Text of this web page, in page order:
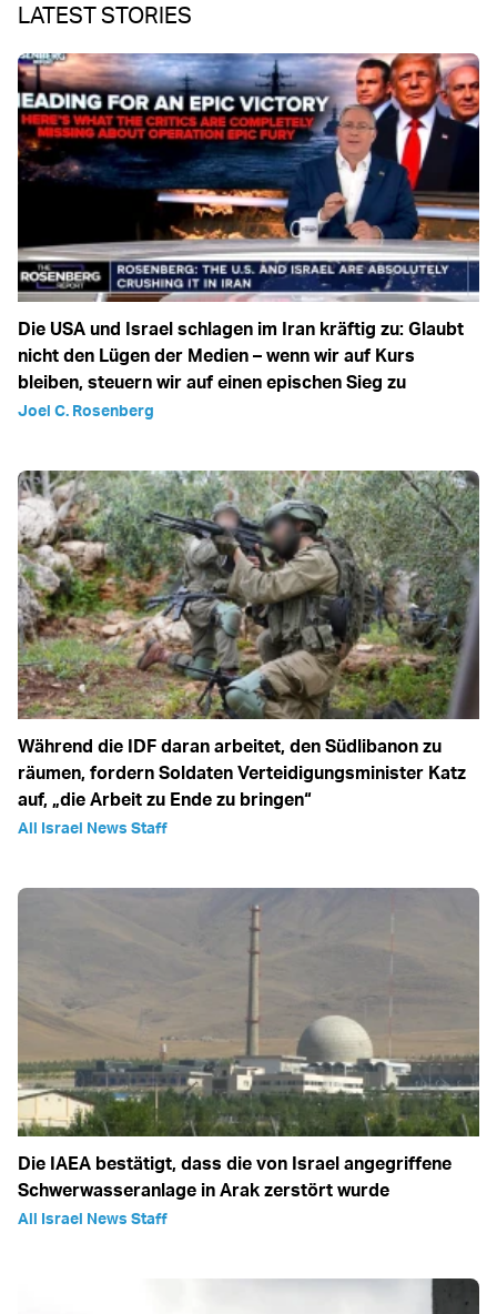
LATEST STORIES
Die USA und Israel schlagen im Iran kräftig zu: Glaubt
nicht den Lügen der Medien – wenn wir auf Kurs
bleiben, steuern wir auf einen epischen Sieg zu
Joel C. Rosenberg
Während die IDF daran arbeitet, den Südlibanon zu
räumen, fordern Soldaten Verteidigungsminister Katz
auf, „die Arbeit zu Ende zu bringen“
All Israel News Staff
Die IAEA bestätigt, dass die von Israel angegriffene
Schwerwasseranlage in Arak zerstört wurde
All Israel News Staff